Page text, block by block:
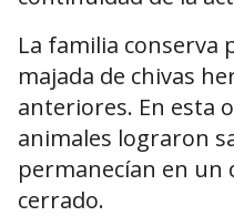
La familia conserva
majada de chivas
anteriores. En esta
animales lograron
permanecían en
cerrado.